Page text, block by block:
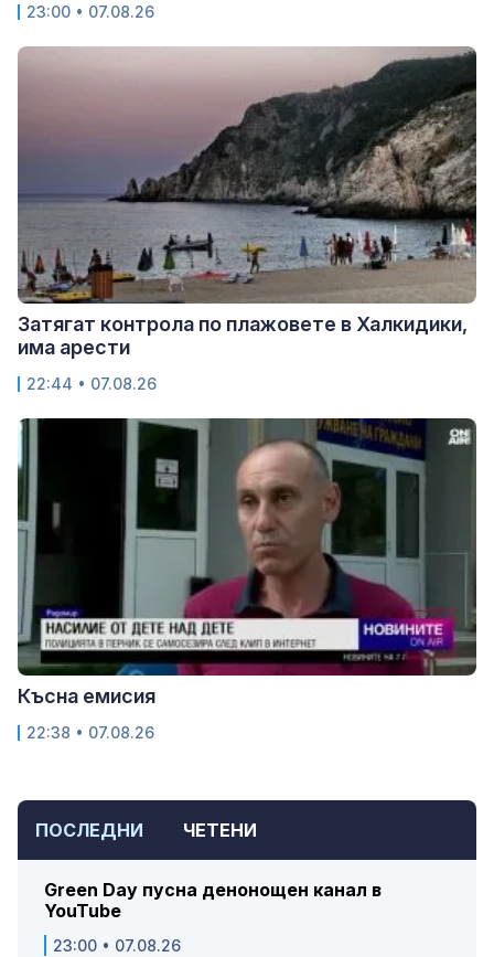
ПОСЛЕДНИ ЧЕТЕНИ
Green Day пусна денонощен канал в
YouTube
23:00 • 07.08.26
23:00 • 07.08.26
Затягат контрола по плажовете в Халкидики,
има арести
22:44 • 07.08.26
Късна емисия
22:38 • 07.08.26